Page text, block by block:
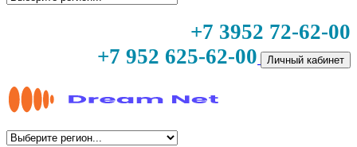
+7 3952 72-62-00
+7 952 625-62-00
Личный кабинет